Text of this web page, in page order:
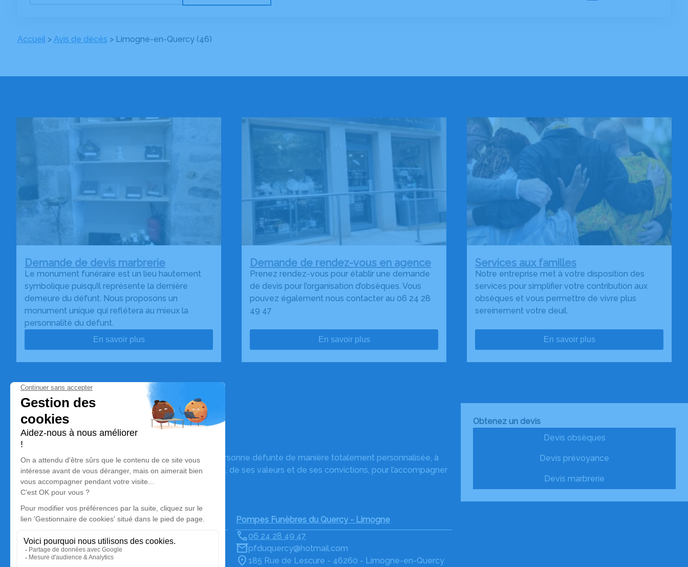
Accueil> Avis de décès > Limogne-en-Quercy (46)
Demande de devis marbrerie
Le monument funéraire est un lieu hautement
symbolique puisqu’il représente la dernière
demeure du défunt. Nous proposons un
monument unique qui reflétera au mieux la
personnalité du défunt.
En savoir plus
Demande de rendez-vous en agence
Prenez rendez-vous pour établir une demande
de devis pour l’organisation d’obsèques. Vous
pouvez également nous contacter au 06 24 28
49 47
En savoir plus
Services aux familles
Notre entreprise met à votre disposition des
services pour simplifier votre contribution aux
obsèques et vous permettre de vivre plus
sereinement votre deuil.
En savoir plus
Pompes Funèbres du Quercy
Nos équipes vous aident à honorer la mémoire de la personne défunte de manière totalement personnalisée, à
perpétuer son souvenir dans le respect de ses volontés, de ses valeurs et de ses convictions, pour l’accompagner
avec dignité dans son dernier voyage.
Obtenez un devis
Devis obsèques
Devis prévoyance
Devis marbrerie
Nos agences
Pompes Funèbres du Quercy - Cajarc
06 24 28 49 47
pfduquercy@hotmail.com
4 Place du Foirail - 46160 - Cajarc
Pompes Funèbres du Quercy - Limogne
06 24 28 49 47
pfduquercy@hotmail.com
185 Rue de Lescure - 46260 - Limogne-en-Quercy